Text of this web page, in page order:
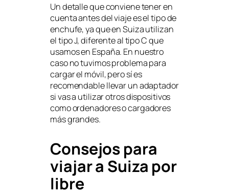
Un detalle que conviene tener en
cuenta antes del viaje es el tipo de
enchufe, ya que en Suiza utilizan
el tipo J, diferente al tipo C que
usamos en España. En nuestro
caso no tuvimos problema para
cargar el móvil, pero sí es
recomendable llevar un adaptador
si vas a utilizar otros dispositivos
como ordenadores o cargadores
más grandes.
Consejos para
viajar a Suiza por
libre